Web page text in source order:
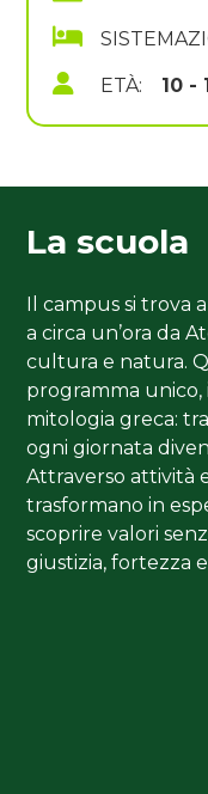
ETÀ: 10 -
La scuola
Il campus si trova
a circa un’ora da
cultura e natura.
programma
mitologia greca:
ogni giornata
Attraverso attività
trasformano in
scoprire valori
giustizia, fortezza